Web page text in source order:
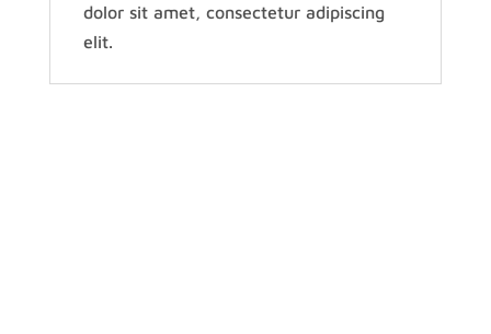
dolor sit amet, consectetur adipiscing
elit.